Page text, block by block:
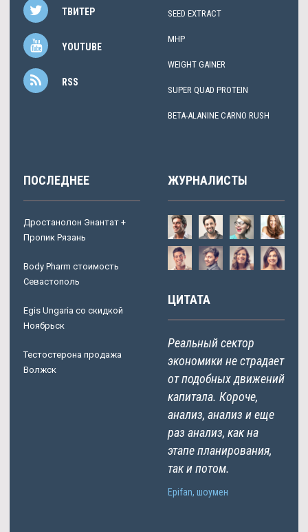
ТВИТЕР
YOUTUBE
RSS
SEED EXTRACT
MHP
WEIGHT GAINER
SUPER QUAD PROTEIN
BETA-ALANINE CARNO RUSH
ПОСЛЕДНЕЕ
Дростанолон Энантат +
Пропик Рязань
Body Pharm стоимость
Севастополь
Egis Ungaria со скидкой
Ноябрьск
Тестостерона продажа
Волжск
ЖУРНАЛИСТЫ
ЦИТАТА
Реальный сектор
экономики не страдает
от подобных движений
капитала. Короче,
анализ, анализ и еще
раз анализ, как на
этапе планирования,
так и потом.
Epifan, шоумен